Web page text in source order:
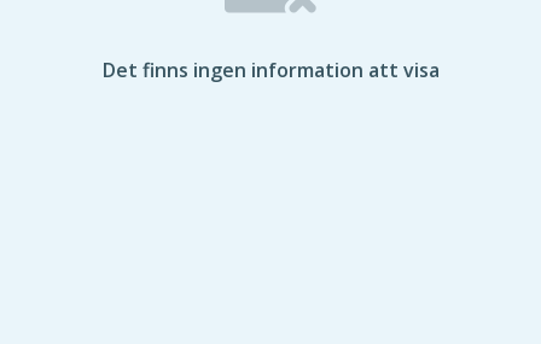
Det finns ingen information att visa